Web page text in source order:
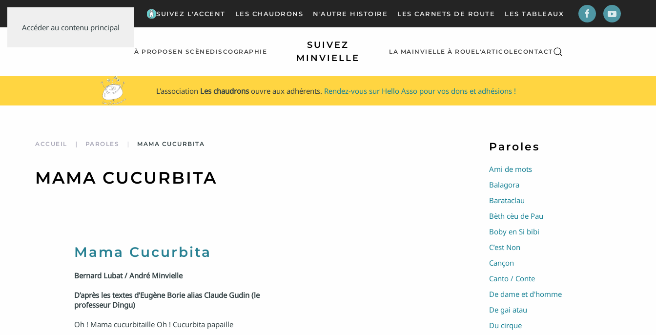
Accéder au contenu principal
SUIVEZ L'ACCENT LES CHAUDRONS N'AUTRE HISTOIRE LES CARNETS DE ROUTE LES TABLEAUX
À PROPOS EN SCÈNEDISCOGRAPHIE
SUIVEZ
MINVIELLE
LA MAINVIELLE À ROUEL'ARTICOLECONTACT
L'association Les chaudrons ouvre aux adhérents. Rendez-vous sur Hello Asso pour vos dons et adhésions !
ACCUEIL PAROLES MAMA CUCURBITA
MAMA CUCURBITA
Mama Cucurbita
Bernard Lubat / André Minvielle
D’après les textes d’Eugène Borie alias Claude Gudin (le
professeur Dingu)
Oh ! Mama cucurbitaille Oh ! Cucurbita papaille
Paroles
Ami de mots
Balagora
Barataclau
Bèth cèu de Pau
Boby en Si bibi
C’est Non
Cançon
Canto / Conte
De dame et d'homme
De gai atau
Du cirque